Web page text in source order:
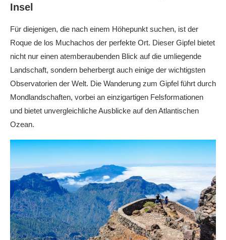
Insel
Für diejenigen, die nach einem Höhepunkt suchen, ist der
Roque de los Muchachos der perfekte Ort. Dieser Gipfel bietet
nicht nur einen atemberaubenden Blick auf die umliegende
Landschaft, sondern beherbergt auch einige der wichtigsten
Observatorien der Welt. Die Wanderung zum Gipfel führt durch
Mondlandschaften, vorbei an einzigartigen Felsformationen
und bietet unvergleichliche Ausblicke auf den Atlantischen
Ozean.